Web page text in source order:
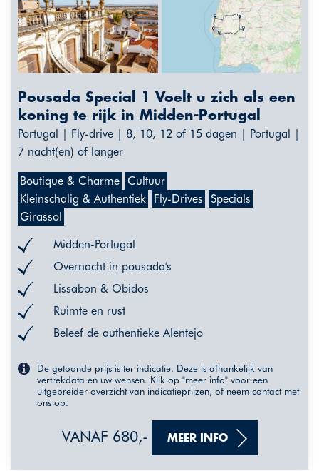
Pousada Special 1 Voelt u zich als een
koning te rijk in Midden-Portugal
Portugal | Fly-drive | 8, 10, 12 of 15 dagen | Portugal |
7 nacht(en) of langer
Boutique & Charme Cultuur
Kleinschalig & Authentiek
Fly-Drives
Specials
Girassol
Midden-Portugal
Overnacht in pousada's
Lissabon & Obidos
Ruimte en rust
Beleef de authentieke Alentejo
De getoonde prijs is ter indicatie. Deze is afhankelijk van
vertrekdata en uw wensen. Klik op "meer info" voor een
uitgebreider overzicht van indicatieprijzen, of neem contact met
ons op.
VANAF 680,- MEER INFO